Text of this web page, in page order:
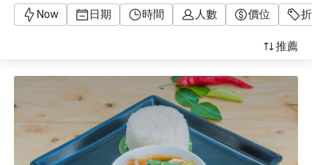
Now 日期 時間 人數 價位
推薦